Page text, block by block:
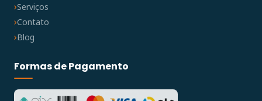
Serviços
Contato
Blog
Formas de Pagamento